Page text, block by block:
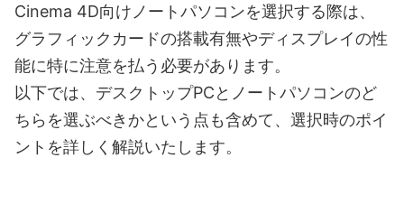
Cinema 4D向けノートパソコンを選択する際は、
グラフィックカードの搭載有無やディスプレイの性
能に特に注意を払う必要があります。
以下では、デスクトップPCとノートパソコンのど
ちらを選ぶべきかという点も含めて、選択時のポイ
ントを詳しく解説いたします。